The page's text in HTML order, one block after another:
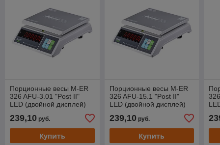
Порционные весы M-ER
326 AFU-3.01 "Post II"
LED (двойной дисплей)
239,10 руб.
Купить
Порционные весы M-ER
326 AFU-15.1 "Post II"
LED (двойной дисплей)
239,10руб.
Купить